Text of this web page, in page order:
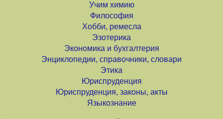
Учим химию
Философия
Хобби, ремесла
Эзотерика
Экономика и бухгалтерия
Энциклопедии, справочники, словари
Этика
Юриспруденция
Юриспруденция, законы, акты
Языкознание